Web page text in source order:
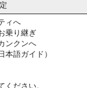
ィへ
乗り継ぎ
ンクンへ
本語ガイド）
ださい。